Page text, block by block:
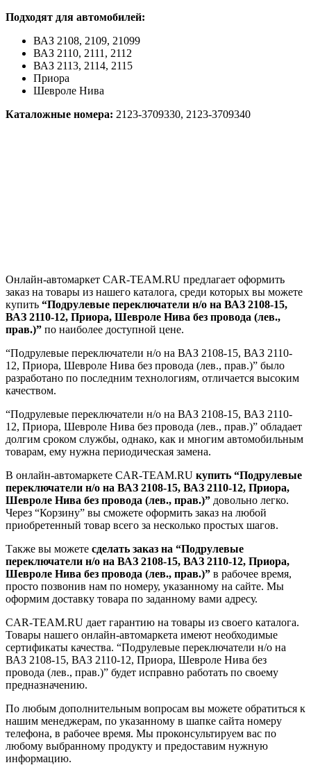
Подходят для автомобилей:
ВАЗ 2108, 2109, 21099
ВАЗ 2110, 2111, 2112
ВАЗ 2113, 2114, 2115
Приора
Шевроле Нива
Каталожные номера: 2123-3709330, 2123-3709340
Онлайн-автомаркет CAR-TEAM.RU предлагает оформить
заказ на товары из нашего каталога, среди которых вы можете
купить “Подрулевые переключатели н/о на ВАЗ 2108-15,
ВАЗ 2110-12, Приора, Шевроле Нива без провода (лев.,
прав.)” по наиболее доступной цене.
“Подрулевые переключатели н/о на ВАЗ 2108-15, ВАЗ 2110-
12, Приора, Шевроле Нива без провода (лев., прав.)” было
разработано по последним технологиям, отличается высоким
качеством.
“Подрулевые переключатели н/о на ВАЗ 2108-15, ВАЗ 2110-
12, Приора, Шевроле Нива без провода (лев., прав.)” обладает
долгим сроком службы, однако, как и многим автомобильным
товарам, ему нужна периодическая замена.
В онлайн-автомаркете CAR-TEAM.RU купить “Подрулевые
переключатели н/о на ВАЗ 2108-15, ВАЗ 2110-12, Приора,
Шевроле Нива без провода (лев., прав.)” довольно легко.
Через “Корзину” вы сможете оформить заказ на любой
приобретенный товар всего за несколько простых шагов.
Также вы можете сделать заказ на “Подрулевые
переключатели н/о на ВАЗ 2108-15, ВАЗ 2110-12, Приора,
Шевроле Нива без провода (лев., прав.)” в рабочее время,
просто позвонив нам по номеру, указанному на сайте. Мы
оформим доставку товара по заданному вами адресу.
CAR-TEAM.RU дает гарантию на товары из своего каталога.
Товары нашего онлайн-автомаркета имеют необходимые
сертификаты качества. “Подрулевые переключатели н/о на
ВАЗ 2108-15, ВАЗ 2110-12, Приора, Шевроле Нива без
провода (лев., прав.)” будет исправно работать по своему
предназначению.
По любым дополнительным вопросам вы можете обратиться к
нашим менеджерам, по указанному в шапке сайта номеру
телефона, в рабочее время. Мы проконсультируем вас по
любому выбранному продукту и предоставим нужную
информацию.